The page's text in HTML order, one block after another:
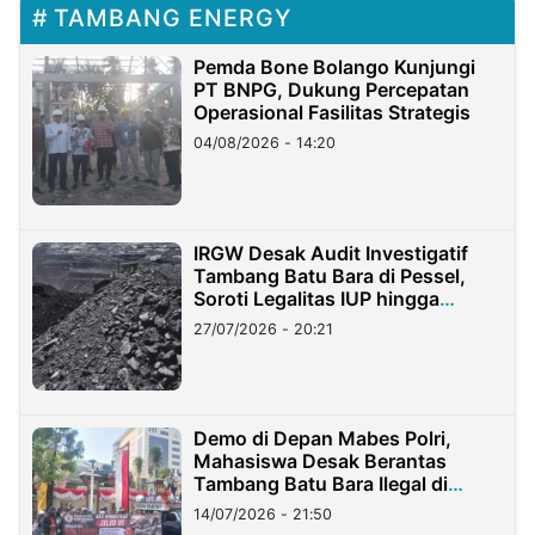
TAMBANG ENERGY
Pemda Bone Bolango Kunjungi
PT BNPG, Dukung Percepatan
Operasional Fasilitas Strategis
04/08/2026 - 14:20
IRGW Desak Audit Investigatif
Tambang Batu Bara di Pessel,
Soroti Legalitas IUP hingga
Stockpile
27/07/2026 - 20:21
Demo di Depan Mabes Polri,
Mahasiswa Desak Berantas
Tambang Batu Bara Ilegal di
Lampung
14/07/2026 - 21:50